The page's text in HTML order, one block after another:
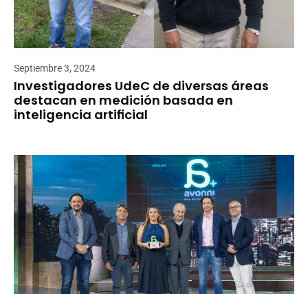
Septiembre 3, 2024
Investigadores UdeC de diversas áreas
destacan en medición basada en
inteligencia artificial